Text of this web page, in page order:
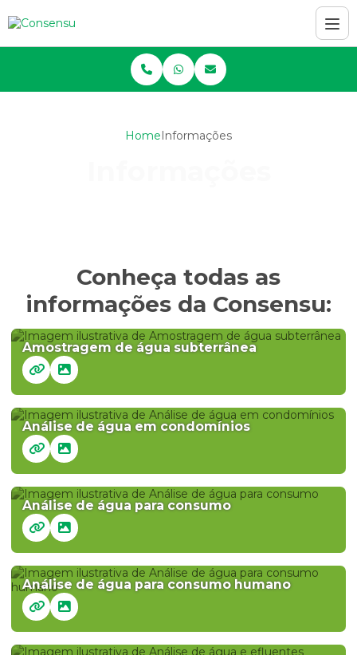
HomeInformações
Conheça todas as
informações da Consensu:
Amostragem de água subterrânea
Análise de água em condomínios
Análise de água para consumo
Análise de água para consumo humano